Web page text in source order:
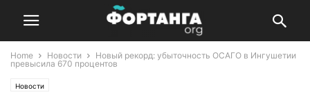
Home Новости
Новый рекорд: убыточность ОСАГО в Ингушетии
превысила 670 процентов
Новости